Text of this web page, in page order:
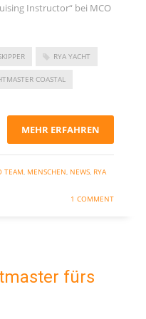
Instructor“ bei MCO
RYA YACHT
COASTAL
MEHR ERFAHREN
TEAM, MENSCHEN, NEWS, RYA
1 COMMENT
fürs